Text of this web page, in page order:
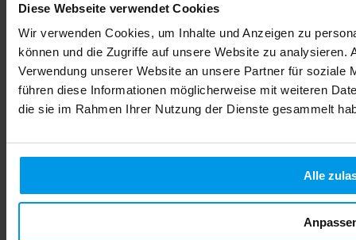
Diese Webseite verwendet Cookies
Wir verwenden Cookies, um Inhalte und Anzeigen zu
können und die Zugriffe auf unsere Website zu analysieren.
Verwendung unserer Website an unsere Partner für soziale
führen diese Informationen möglicherweise mit weiteren
die sie im Rahmen Ihrer Nutzung der Dienste gesammelt
Alle
Geburtstag oder ein Schluck Wein beim Essen wirklich